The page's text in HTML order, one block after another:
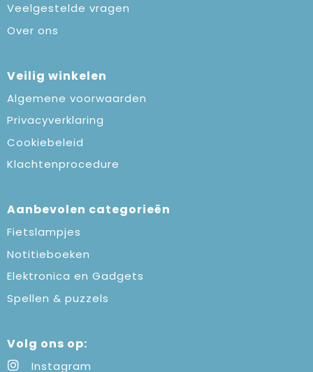
Veelgestelde vragen
Over ons
Veilig winkelen
Algemene voorwaarden
Privacyverklaring
Cookiebeleid
Klachtenprocedure
Aanbevolen categorieën
Fietslampjes
Notitieboeken
Elektronica en Gadgets
Spellen & puzzels
Volg ons op:
Instagram